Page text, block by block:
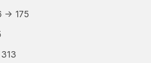
→ 175